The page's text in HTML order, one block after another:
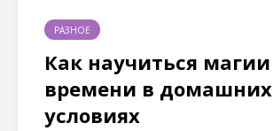
РАЗНОЕ
Как научиться магии
времени в домашних
условиях